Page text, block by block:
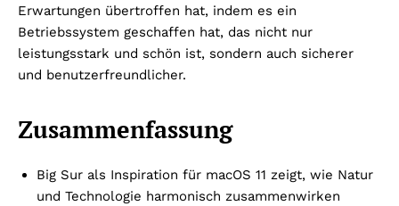
Erwartungen übertroffen hat, indem es ein
Betriebssystem geschaffen hat, das nicht nur
leistungsstark und schön ist, sondern auch sicherer
und benutzerfreundlicher.
Zusammenfassung
Big Sur als Inspiration für macOS 11 zeigt, wie Natur
und Technologie harmonisch zusammenwirken